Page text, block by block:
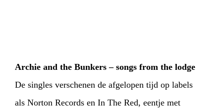
Archie and the Bunkers – songs from the lodge
De singles verschenen de afgelopen tijd op labels
als Norton Records en In The Red, eentje met